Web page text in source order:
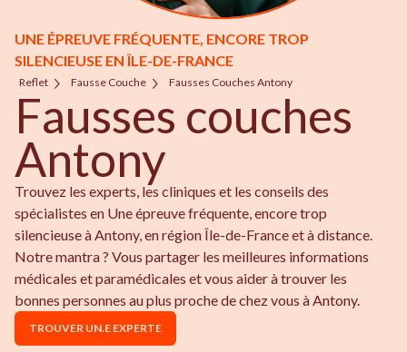
UNE ÉPREUVE FRÉQUENTE, ENCORE TROP
SILENCIEUSE EN ÎLE-DE-FRANCE
Reflet Fausse Couche Fausses Couches Antony
Fausses couches
Antony
Trouvez les experts, les cliniques et les conseils des
spécialistes en Une épreuve fréquente, encore trop
silencieuse à Antony, en région Île-de-France et à distance.
Notre mantra ? Vous partager les meilleures informations
médicales et paramédicales et vous aider à trouver les
bonnes personnes au plus proche de chez vous à Antony.
TROUVER UN.E EXPERTE